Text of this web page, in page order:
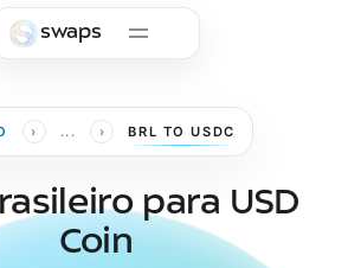
swaps
› ... › BRL TO USDC
para USD
Coin